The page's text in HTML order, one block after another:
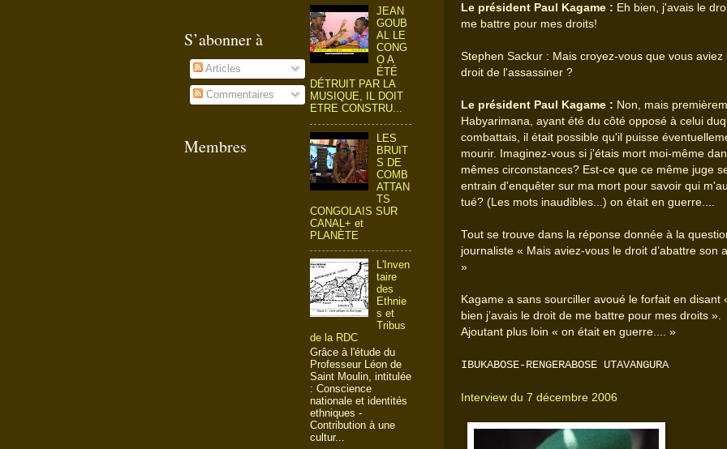
Le président Paul Kagame : Eh bien, j'avais le
me battre pour mes droits!
Stephen Sackur : Mais croyez-vous que vous aviez
droit de l'assassiner ?
Le président Paul Kagame : Non, mais
Habyarimana, ayant été du côté opposé à celui
combattais, il était possible qu'il puisse
mourir. Imaginez-vous si j'étais mort moi-même
mêmes circonstances? Est-ce que ce même juge
entrain d'enquêter sur ma mort pour savoir qui
tué? (Les mots inaudibles...) on était en guerre....
Tout se trouve dans la réponse donnée à la
journaliste « Mais aviez-vous le droit d’abattre son
»
Kagame a sans sourciller avoué le forfait en disant
bien j’avais le droit de me battre pour mes droits ».
Ajoutant plus loin « on était en guerre.... »
IBUKABOSE-RENGERABOSE UTAVANGURA
Interview du 7 décembre 2006
S’abonner à
Articles
Commentaires
Membres
JEAN
GOUB
AL LE
CONG
O A
ÉTÉ
DÉTRUIT PAR LA
MUSIQUE, IL DOIT
ETRE CONSTRU...
LES
BRUIT
S DE
COMB
ATTAN
TS
CONGOLAIS SUR
CANAL+ et
PLANÈTE
L'Inven
taire
des
Ethnie
s et
Tribus
de la RDC
Grâce à l'étude du
Professeur Léon de
Saint Moulin, intitulée
: Conscience
nationale et identités
ethniques -
Contribution à une
cultur...